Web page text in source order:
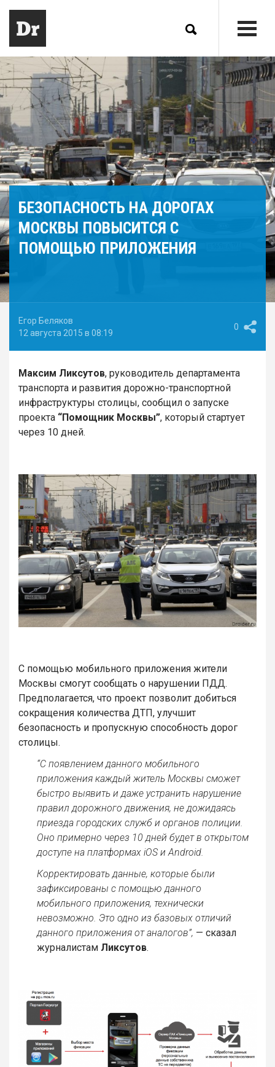
БЕЗОПАСНОСТЬ НА ДОРОГАХ
МОСКВЫ ПОВЫСИТСЯ С
ПОМОЩЬЮ ПРИЛОЖЕНИЯ
Егор Беляков
12 августа 2015 в 08:19
0
Максим Ликсутов, руководитель департамента
транспорта и развития дорожно-транспортной
инфраструктуры столицы, сообщил о запуске
проекта “Помощник Москвы”, который стартует
через 10 дней.
С помощью мобильного приложения жители
Москвы смогут сообщать о нарушении ПДД.
Предполагается, что проект позволит добиться
сокращения количества ДТП, улучшит
безопасность и пропускную способность дорог
столицы.
“С появлением данного мобильного
приложения каждый житель Москвы сможет
быстро выявить и даже устранить нарушение
правил дорожного движения, не дожидаясь
приезда городских служб и органов полиции.
Оно примерно через 10 дней будет в открытом
доступе на платформах iOS и Android.
Корректировать данные, которые были
зафиксированы с помощью данного
мобильного приложения, технически
невозможно. Это одно из базовых отличий
данного приложения от аналогов”, — сказал
журналистам Ликсутов.